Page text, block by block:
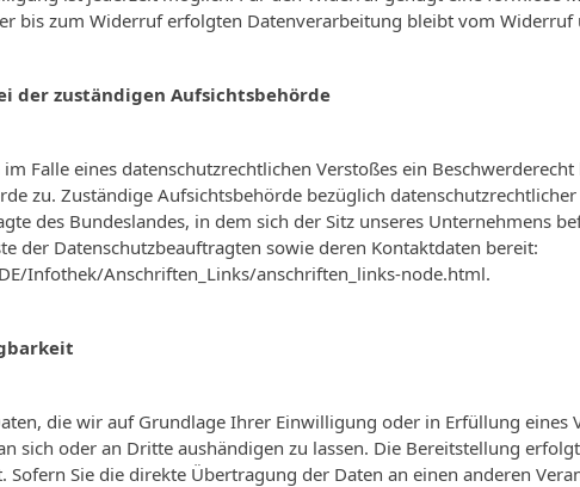
bis zum Widerruf erfolgten Datenverarbeitung bleibt vom Widerruf
der zuständigen Aufsichtsbehörde
Falle eines datenschutzrechtlichen Verstoßes ein Beschwerderecht
zu. Zuständige Aufsichtsbehörde bezüglich
des Bundeslandes, in dem sich der Sitz unseres Unternehmens
der Datenschutzbeauftragten sowie deren Kontaktdaten bereit:
Infothek/Anschriften_Links/anschriften_links-node.html.
die wir auf Grundlage Ihrer Einwilligung oder in Erfüllung eines
sich oder an Dritte aushändigen zu lassen. Die Bereitstellung
Sofern Sie die direkte Übertragung der Daten an einen anderen